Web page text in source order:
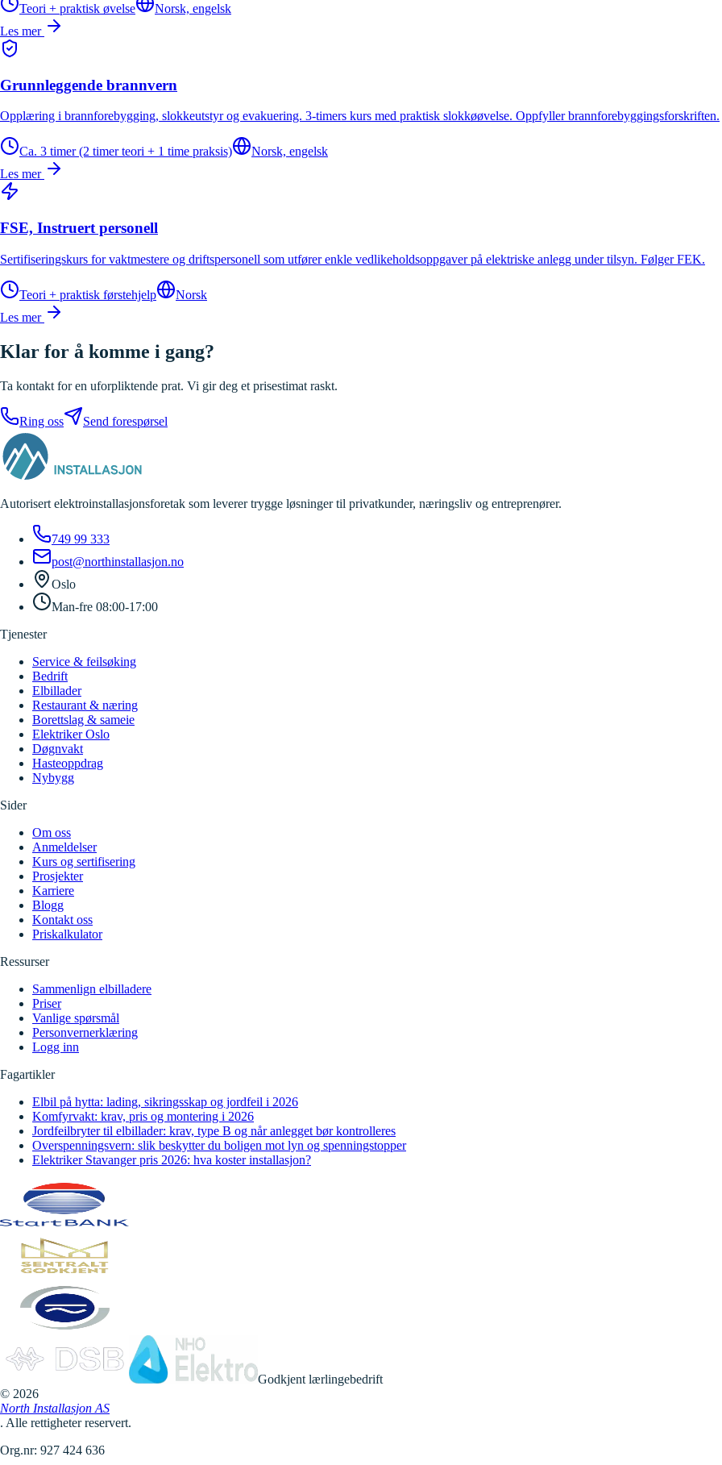
Teori + praktisk øvelse
Norsk, engelsk
Les mer
Grunnleggende brannvern
Opplæring i brannforebygging, slokkeutstyr og evakuering. 3-timers kurs med praktisk slokkøøvelse. Oppfyller brannforebyggingsforskriften.
Ca. 3 timer (2 timer teori + 1 time praksis)
Norsk, engelsk
Les mer
FSE, Instruert personell
Sertifiseringskurs for vaktmestere og driftspersonell som utfører enkle vedlikeholdsoppgaver på elektriske anlegg under tilsyn. Følger FEK.
Teori + praktisk førstehjelp
Norsk
Les mer
Klar for å komme i gang?
Ta kontakt for en uforpliktende prat. Vi gir deg et prisestimat raskt.
Ring oss Send forespørsel
Autorisert elektroinstallasjonsforetak som leverer trygge løsninger til privatkunder, næringsliv og entreprenører.
749 99 333
post@northinstallasjon.no
Oslo
Man-fre 08:00-17:00
Tjenester
Service & feilsøking
Bedrift
Elbillader
Restaurant & næring
Borettslag & sameie
Elektriker Oslo
Døgnvakt
Hasteoppdrag
Nybygg
Sider
Om oss
Anmeldelser
Kurs og sertifisering
Prosjekter
Karriere
Blogg
Kontakt oss
Priskalkulator
Ressurser
Sammenlign elbilladere
Priser
Vanlige spørsmål
Personvernerklæring
Logg inn
Fagartikler
Elbil på hytta: lading, sikringsskap og jordfeil i 2026
Komfyrvakt: krav, pris og montering i 2026
Jordfeilbryter til elbillader: krav, type B og når anlegget bør kontrolleres
Overspenningsvern: slik beskytter du boligen mot lyn og spenningstopper
Elektriker Stavanger pris 2026: hva koster installasjon?
Godkjent lærlingebedrift
© 2026
North Installasjon AS
. Alle rettigheter reservert.
Org.nr: 927 424 636